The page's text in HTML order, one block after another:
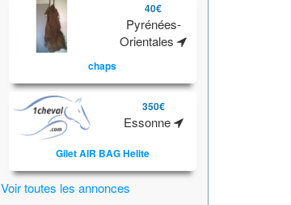
40€
Pyrénées-
Orientales
chaps
350€
Essonne
Gilet AIR BAG Helite
Voir toutes les annonces